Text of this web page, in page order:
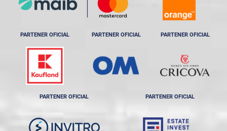
PARTENER OFICIAL PARTENER OFICIAL PARTENER OFICIAL
PARTENER OFICIAL PARTENER OFICIAL